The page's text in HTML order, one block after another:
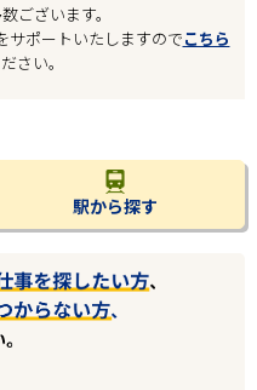
ございます。
サポートいたしますのでこちら
さい。
駅から探す